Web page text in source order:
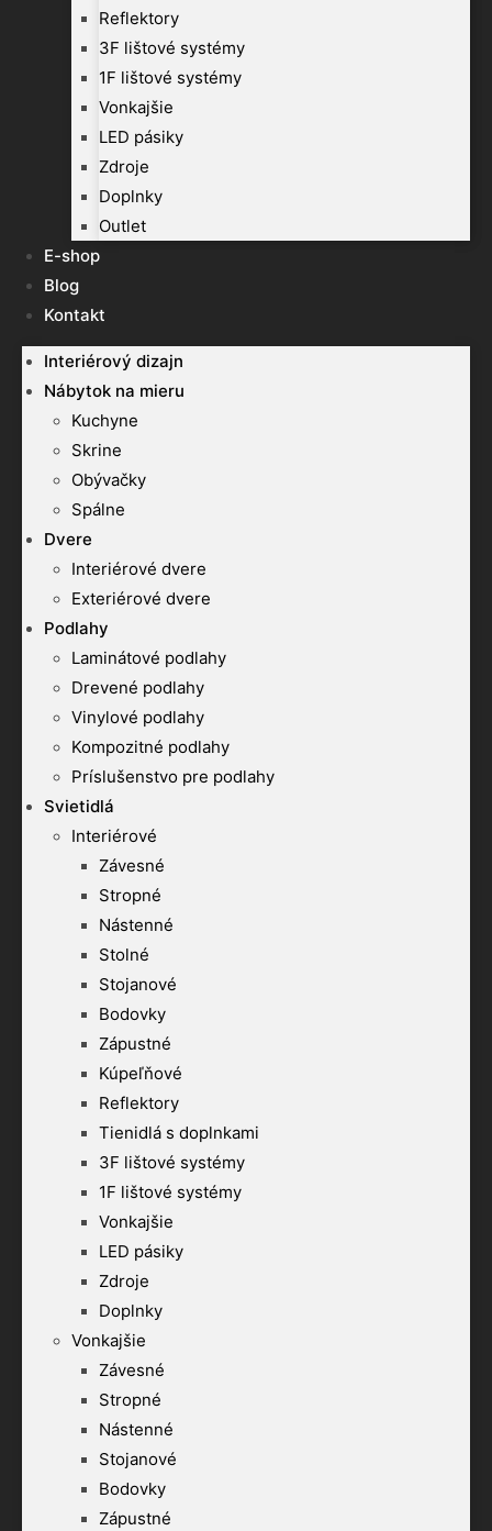
Reflektory
3F lištové systémy
1F lištové systémy
Vonkajšie
LED pásiky
Zdroje
Doplnky
Outlet
E-shop
Blog
Kontakt
Interiérový dizajn
Nábytok na mieru
Kuchyne
Skrine
Obývačky
Spálne
Dvere
Interiérové dvere
Exteriérové dvere
Podlahy
Laminátové podlahy
Drevené podlahy
Vinylové podlahy
Kompozitné podlahy
Príslušenstvo pre podlahy
Svietidlá
Interiérové
Závesné
Stropné
Nástenné
Stolné
Stojanové
Bodovky
Zápustné
Kúpeľňové
Reflektory
Tienidlá s doplnkami
3F lištové systémy
1F lištové systémy
Vonkajšie
LED pásiky
Zdroje
Doplnky
Vonkajšie
Závesné
Stropné
Nástenné
Stojanové
Bodovky
Zápustné